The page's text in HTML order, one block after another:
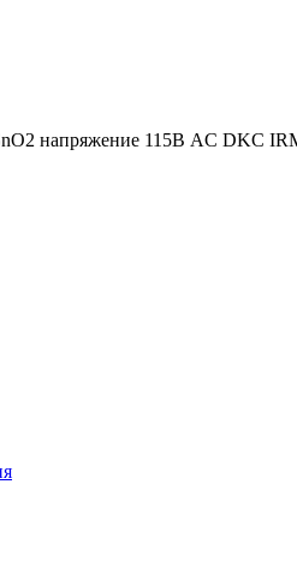
напряжение 115В AC DKC